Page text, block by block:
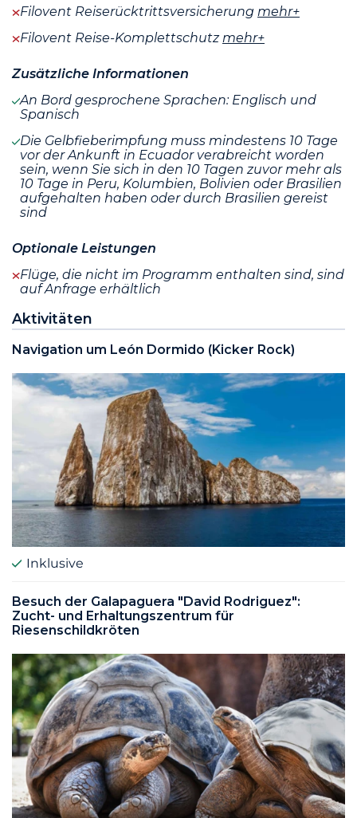
Filovent Reiserücktrittsversicherung mehr+
Filovent Reise-Komplettschutzmehr+
Zusätzliche Informationen
An Bord gesprochene Sprachen: Englisch und
Spanisch
Die Gelbfieberimpfung muss mindestens 10 Tage
vor der Ankunft in Ecuador verabreicht worden
sein, wenn Sie sich in den 10 Tagen zuvor mehr als
10 Tage in Peru, Kolumbien, Bolivien oder Brasilien
aufgehalten haben oder durch Brasilien gereist
sind
Optionale Leistungen
Flüge, die nicht im Programm enthalten sind, sind
auf Anfrage erhältlich
Aktivitäten
Navigation um León Dormido (Kicker Rock)
Inklusive
Besuch der Galapaguera "David Rodriguez":
Zucht- und Erhaltungszentrum für
Riesenschildkröten